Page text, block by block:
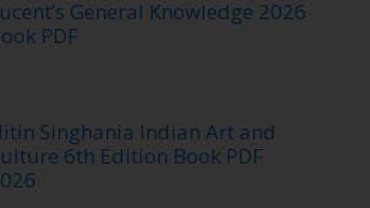
General Knowledge 2026
PDF
Singhania Indian Art and
6th Edition Book PDF